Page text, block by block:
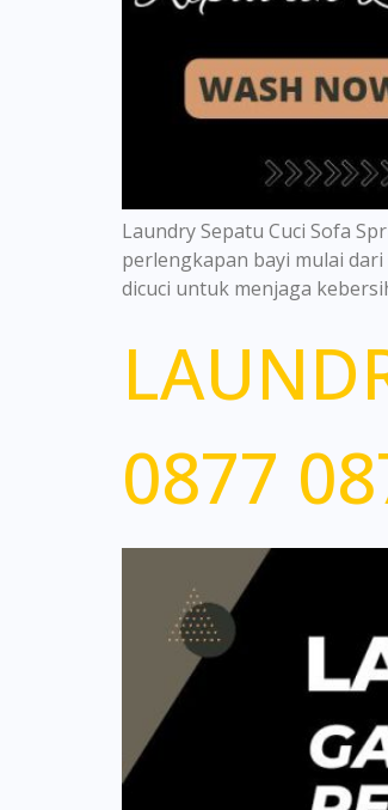
Laundry Sepatu Cuci Sofa
perlengkapan bayi mulai
dicuci untuk menjaga
0877